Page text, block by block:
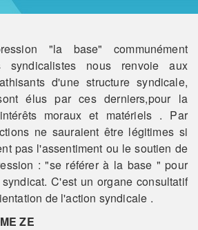
"la base" communément
syndicalistes nous renvoie aux
d'une structure syndicale,
élus par ces derniers,pour la
moraux et matériels . Par
ne sauraient être légitimes si
pas l'assentiment ou le soutien de
: "se référer à la base " pour
C'est un organe consultatif
de l'action syndicale .
ZE